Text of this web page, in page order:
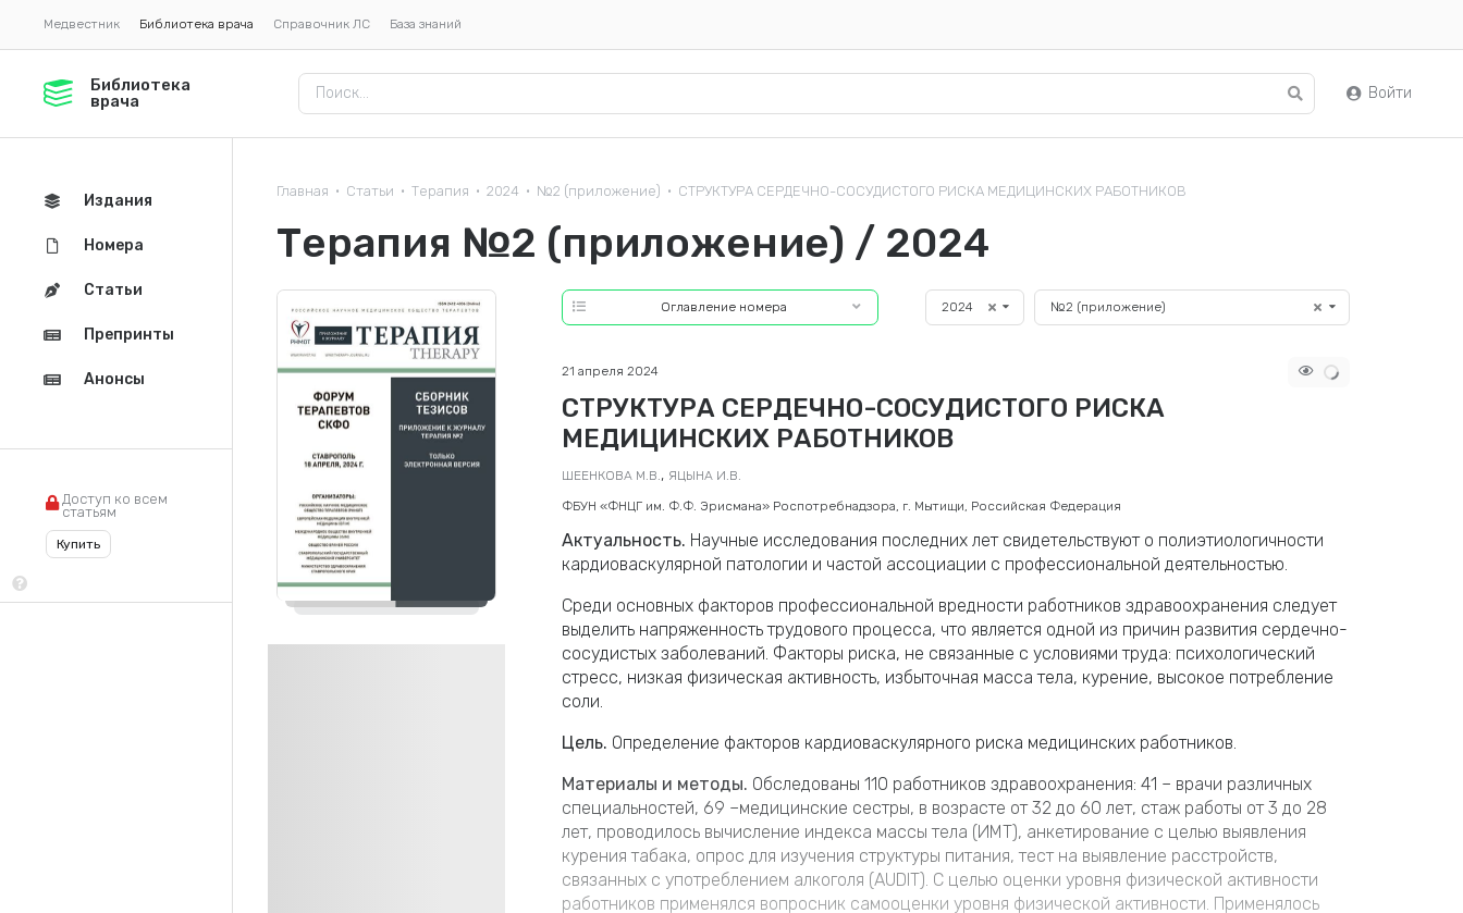
Медвестник Библиотека врача Справочник ЛС База знаний
Библиотека
врача
Войти
Главная • Статьи • Терапия • 2024 • №2 (приложение) • СТРУКТУРА СЕРДЕЧНО-СОСУДИСТОГО РИСКА МЕДИЦИНСКИХ РАБОТНИКОВ
Терапия №2 (приложение) / 2024
2024 №2 (приложение)
Оглавление номера
СТРУКТУРА СЕРДЕЧНО-СОСУДИСТОГО РИСКА
МЕДИЦИНСКИХ РАБОТНИКОВ
21 апреля 2024
ФБУН «ФНЦГ им. Ф.Ф. Эрисмана» Роспотребнадзора, г. Мытищи, Российская Федерация
Актуальность. Научные исследования последних лет свидетельствуют о полиэтиологичности
кардиоваскулярной патологии и частой ассоциации с профессиональной деятельностью.
Среди основных факторов профессиональной вредности работников здравоохранения следует
выделить напряженность трудового процесса, что является одной из причин развития сердечно-
сосудистых заболеваний. Факторы риска, не связанные с условиями труда: психологический
стресс, низкая физическая активность, избыточная масса тела, курение, высокое потребление
соли.
Цель. Определение факторов кардиоваскулярного риска медицинских работников.
Материалы и методы. Обследованы 110 работников здравоохранения: 41 – врачи различных
специальностей, 69 –медицинские сестры, в возрасте от 32 до 60 лет, стаж работы от 3 до 28
лет, проводилось вычисление индекса массы тела (ИМТ), анкетирование с целью выявления
курения табака, опрос для изучения структуры питания, тест на выявление расстройств,
связанных с употреблением алкоголя (AUDIT). С целью оценки уровня физической активности
работников применялся вопросник самооценки уровня физической активности. Применялось
ШЕЕНКОВА М.В. , ЯЦЫНА И.В.
Издания
Номера
Статьи
Препринты
Анонсы
Доступ ко всем
статьям
Купить